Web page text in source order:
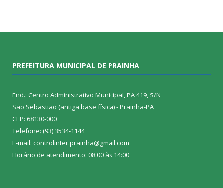
PREFEITURA MUNICIPAL DE PRAINHA
End.: Centro Administrativo Municipal, PA 419, S/N
São Sebastião (antiga base física) - Prainha-PA
CEP: 68130-000
Telefone: (93) 3534-1144
E-mail: controlinter.prainha@gmail.com
Horário de atendimento: 08:00 às 14:00